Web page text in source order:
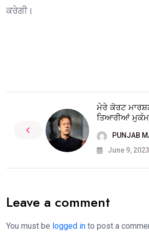
ਕਰੇਗੀ।
ਮੇਰੇ ਕੋਰਟ
ਤਿਆਰੀਆਂ
PUNJAB
June 9, 2023
Leave a comment
You must be logged in to post a